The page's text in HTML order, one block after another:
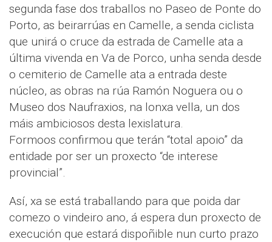
segunda fase dos traballos no Paseo de Ponte do
Porto, as beirarrúas en Camelle, a senda ciclista
que unirá o cruce da estrada de Camelle ata a
última vivenda en Va de Porco, unha senda desde
o cemiterio de Camelle ata a entrada deste
núcleo, as obras na rúa Ramón Noguera ou o
Museo dos Naufraxios, na lonxa vella, un dos
máis ambiciosos desta lexislatura.
Formoos confirmou que terán “total apoio” da
entidade por ser un proxecto “de interese
provincial”.
Así, xa se está traballando para que poida dar
comezo o vindeiro ano, á espera dun proxecto de
execución que estará dispoñible nun curto prazo